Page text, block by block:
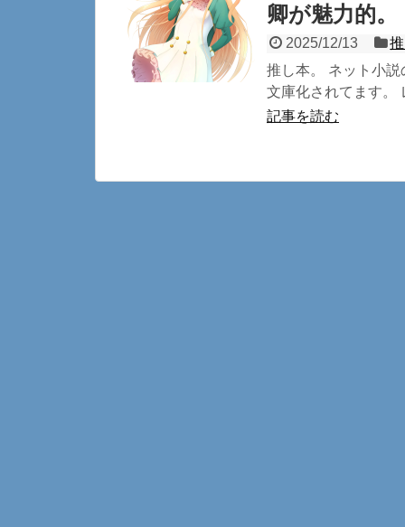
卿が魅力的。
2025/12/13
推し本。 ネット小
文庫化されてます
記事を読む